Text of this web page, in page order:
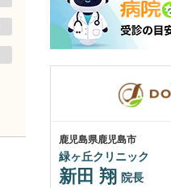
鹿児島県鹿児島市
緑ヶ丘クリニック
新田 翔 院長